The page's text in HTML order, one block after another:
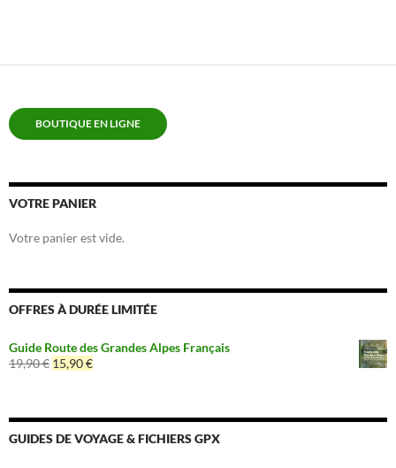
BOUTIQUE EN LIGNE
VOTRE PANIER
Votre panier est vide.
OFFRES À DURÉE LIMITÉE
Guide Route des Grandes Alpes Français
19,90€ Le
19,90 €.
15,90€Le
15,90 €.
GUIDES DE VOYAGE & FICHIERS GPX